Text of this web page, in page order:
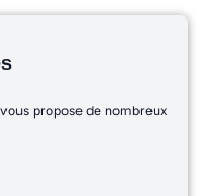
propose de nombreux